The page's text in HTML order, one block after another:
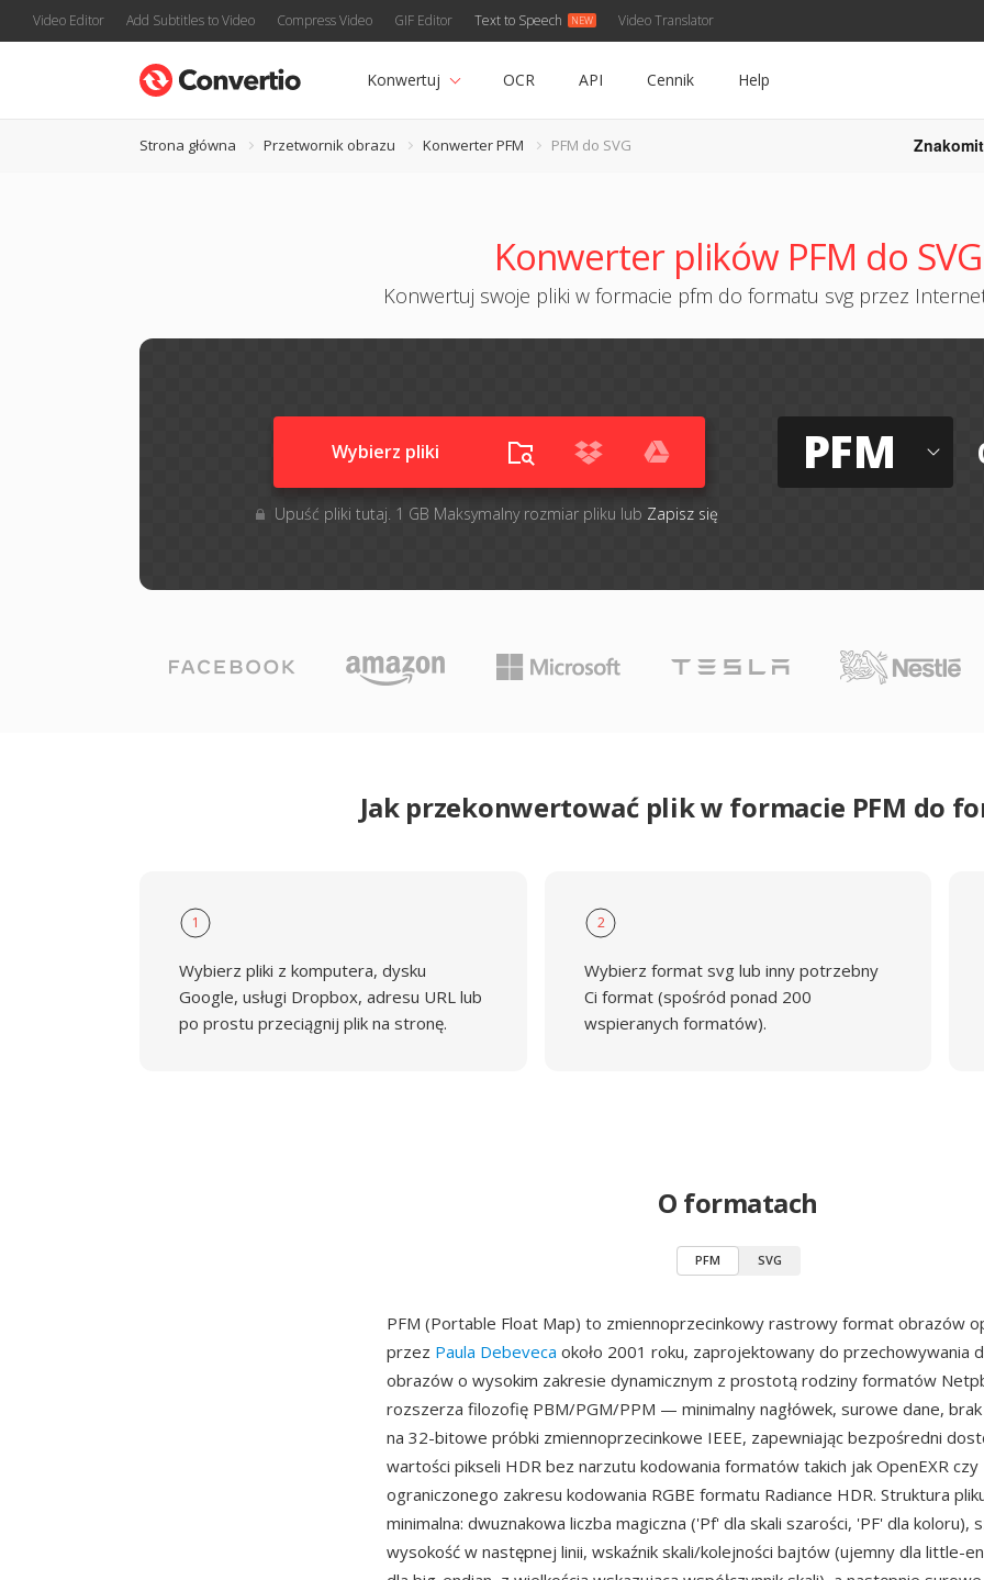
Video Editor Add Subtitles to Video Compress Video GIF Editor Text to Speech Video Translator
Konwertuj OCR API Cennik Help
Strona główna Przetwornik obrazu Konwerter PFM PFM do SVG
Konwerter plików PFM do SVG
Konwertuj swoje pliki w formacie pfm do formatu svg przez
Wybierz pliki
Upuść pliki tutaj. 1 GB Maksymalny rozmiar pliku lub Zapisz się
PFM
Jak przekonwertować plik w formacie PFM do
1
Wybierz pliki z komputera, dysku
Google, usługi Dropbox, adresu URL lub
po prostu przeciągnij plik na stronę.
2
Wybierz format svg lub inny potrzebny
Ci format (spośród ponad 200
wspieranych formatów).
O formatach
PFM SVG
PFM (Portable Float Map) to zmiennoprzecinkowy rastrowy format obrazów
przez Paula Debeveca około 2001 roku, zaprojektowany do przechowywania
obrazów o wysokim zakresie dynamicznym z prostotą rodziny formatów
rozszerza filozofię PBM/PGM/PPM — minimalny nagłówek, surowe dane,
na 32-bitowe próbki zmiennoprzecinkowe IEEE, zapewniając bezpośredni
wartości pikseli HDR bez narzutu kodowania formatów takich jak OpenEXR czy
ograniczonego zakresu kodowania RGBE formatu Radiance HDR. Struktura
minimalna: dwuznakowa liczba magiczna ('Pf' dla skali szarości, 'PF' dla koloru),
wysokość w następnej linii, wskaźnik skali/kolejności bajtów (ujemny dla little-